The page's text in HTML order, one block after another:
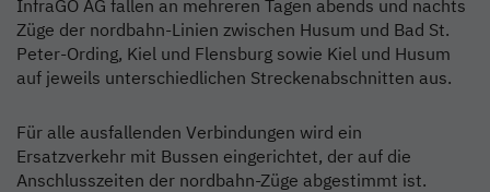
InfraGO AG fallen an mehreren Tagen abends und nachts
Züge der nordbahn-Linien zwischen Husum und Bad St.
Peter-Ording, Kiel und Flensburg sowie Kiel und Husum
auf jeweils unterschiedlichen Streckenabschnitten aus.
Für alle ausfallenden Verbindungen wird ein
Ersatzverkehr mit Bussen eingerichtet, der auf die
Anschlusszeiten der nordbahn-Züge abgestimmt ist.